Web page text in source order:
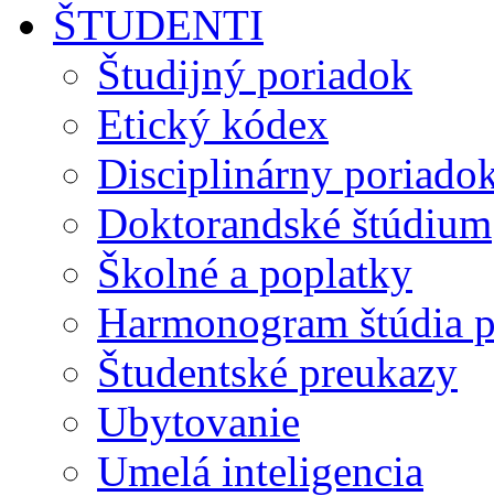
ŠTUDENTI
Študijný poriadok
Etický kódex
Disciplinárny
Doktorandské štúdium
Školné a poplatky
Harmonogram štúdia
Študentské preukazy
Ubytovanie
Umelá inteligencia